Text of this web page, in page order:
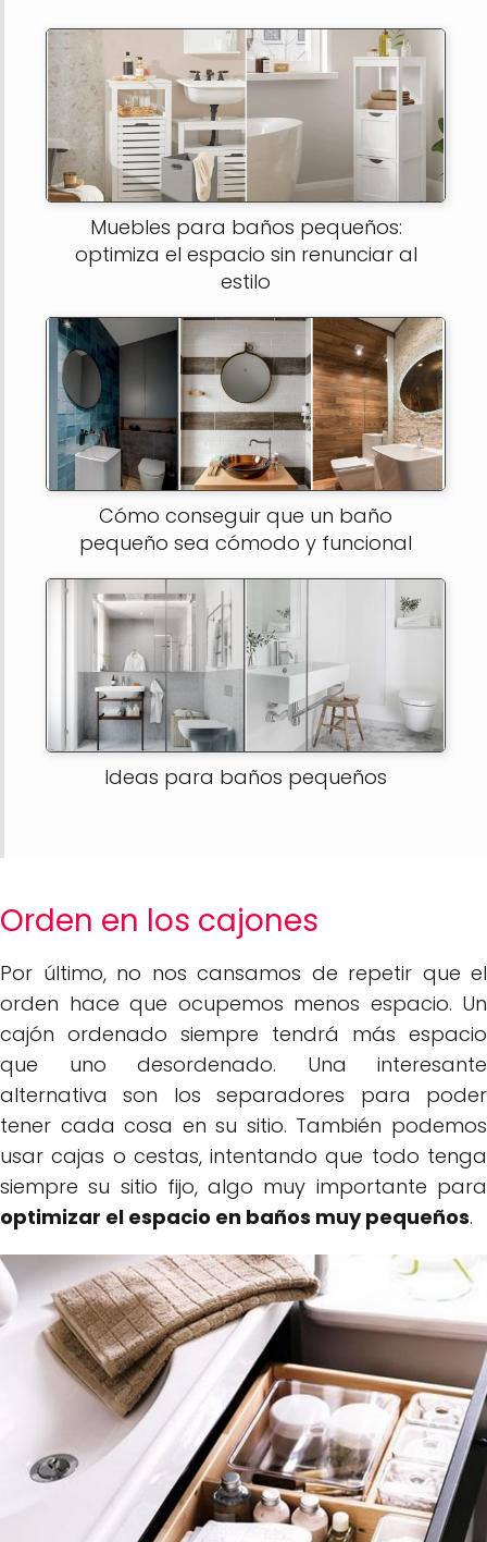
Muebles para baños pequeños:
optimiza el espacio sin renunciar al
estilo
Cómo conseguir que un baño
pequeño sea cómodo y funcional
Ideas para baños pequeños
Orden en los cajones
Por último, no nos cansamos de repetir que el
orden hace que ocupemos menos espacio. Un
cajón ordenado siempre tendrá más espacio
que uno desordenado. Una interesante
alternativa son los separadores para poder
tener cada cosa en su sitio. También podemos
usar cajas o cestas, intentando que todo tenga
siempre su sitio fijo, algo muy importante para
optimizar el espacio en baños muy pequeños.